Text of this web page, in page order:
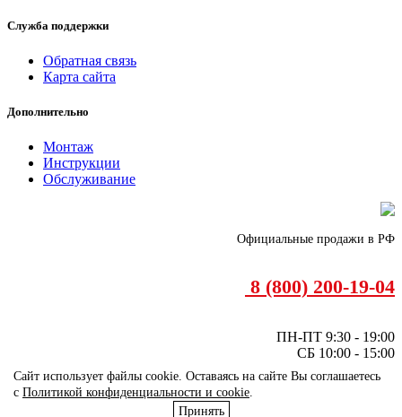
Служба поддержки
Обратная связь
Карта сайта
Дополнительно
Монтаж
Инструкции
Обслуживание
Официальные продажи в РФ
8 (800) 200-19-04
ПН-ПТ 9:30 - 19:00
СБ 10:00 - 15:00
Call центр - круглосуточно
info@mitsubishi-heavy.ru
Сайт использует файлы cookie. Оставаясь на сайте Вы соглашаетесь
с Политикой конфиденциальности и cookie.
Принять